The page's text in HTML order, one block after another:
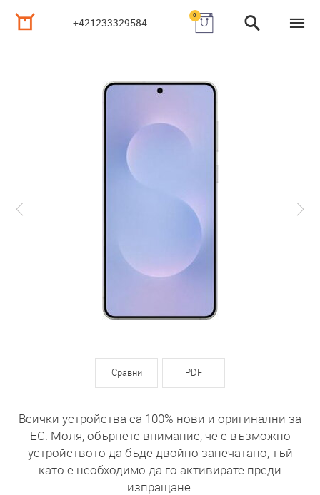
+421233329584
0
Сравни PDF
Всички устройства са 100% нови и оригинални за
ЕС. Моля, обърнете внимание, че е възможно
устройството да бъде двойно запечатано, тъй
като е необходимо да го активирате преди
изпращане.